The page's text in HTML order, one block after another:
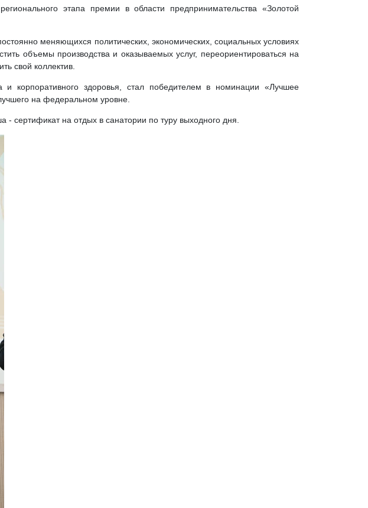
этапа премии в области предпринимательства «Золотой
меняющихся политических, экономических, социальных условиях
объемы производства и оказываемых услуг, переориентироваться на
свой коллектив.
и корпоративного здоровья, стал победителем в номинации «Лучшее
на федеральном уровне.
сертификат на отдых в санатории по туру выходного дня.